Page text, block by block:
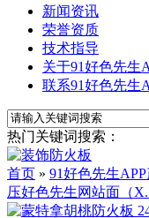
新闻资讯
荣誉资质
技术指导
关于91好色先生
联系91好色先生
热门关键词搜索：
首页 » 91好色先生
压好色先生网站面（